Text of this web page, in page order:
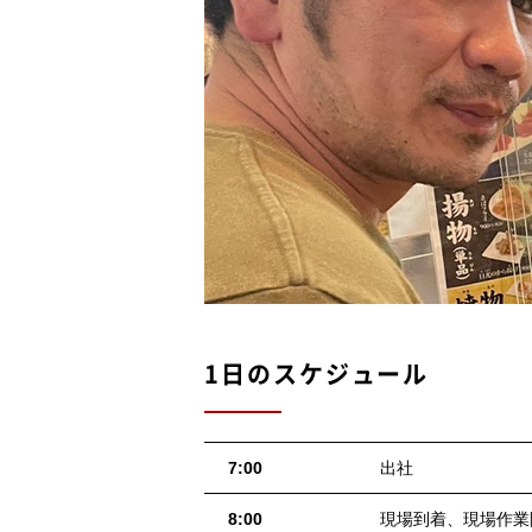
1日のスケジュール
7:00 出社
8:00 現場到着、現場作